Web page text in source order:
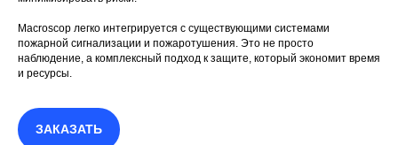
Macroscop легко интегрируется с существующими системами
пожарной сигнализации и пожаротушения. Это не просто
наблюдение, а комплексный подход к защите, который экономит время
и ресурсы.
ЗАКАЗАТЬ